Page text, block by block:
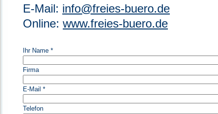
E-Mail: info@freies-buero.de
Online: www.freies-buero.de
Ihr Name *
Firma
E-Mail *
Telefon